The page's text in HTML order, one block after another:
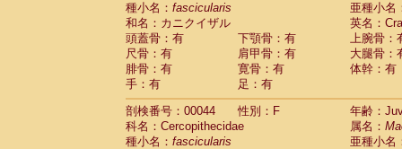
種小名： fascicularis
亜種小名
和名：カニクイザル
英名：
頭蓋骨：有
下顎骨：有
上腕骨：
尺骨：有
肩甲骨：有
大腿骨：
腓骨：有
寛骨：有
体幹：有
手：有
足：有
剖検番号：00044
性別：F
年齢：
科名：Cercopithecidae
属名：
種小名： fascicularis
亜種小名